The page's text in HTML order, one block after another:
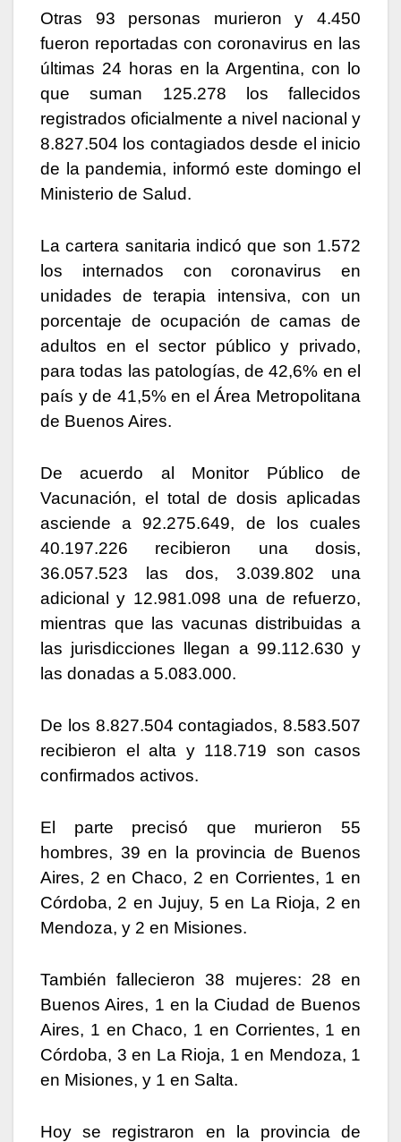
Otras 93 personas murieron y 4.450
fueron reportadas con coronavirus en las
últimas 24 horas en la Argentina, con lo
que suman 125.278 los fallecidos
registrados oficialmente a nivel nacional y
8.827.504 los contagiados desde el inicio
de la pandemia, informó este domingo el
Ministerio de Salud.
La cartera sanitaria indicó que son 1.572
los internados con coronavirus en
unidades de terapia intensiva, con un
porcentaje de ocupación de camas de
adultos en el sector público y privado,
para todas las patologías, de 42,6% en el
país y de 41,5% en el Área Metropolitana
de Buenos Aires.
De acuerdo al Monitor Público de
Vacunación, el total de dosis aplicadas
asciende a 92.275.649, de los cuales
40.197.226 recibieron una dosis,
36.057.523 las dos, 3.039.802 una
adicional y 12.981.098 una de refuerzo,
mientras que las vacunas distribuidas a
las jurisdicciones llegan a 99.112.630 y
las donadas a 5.083.000.
De los 8.827.504 contagiados, 8.583.507
recibieron el alta y 118.719 son casos
confirmados activos.
El parte precisó que murieron 55
hombres, 39 en la provincia de Buenos
Aires, 2 en Chaco, 2 en Corrientes, 1 en
Córdoba, 2 en Jujuy, 5 en La Rioja, 2 en
Mendoza, y 2 en Misiones.
También fallecieron 38 mujeres: 28 en
Buenos Aires, 1 en la Ciudad de Buenos
Aires, 1 en Chaco, 1 en Corrientes, 1 en
Córdoba, 3 en La Rioja, 1 en Mendoza, 1
en Misiones, y 1 en Salta.
Hoy se registraron en la provincia de